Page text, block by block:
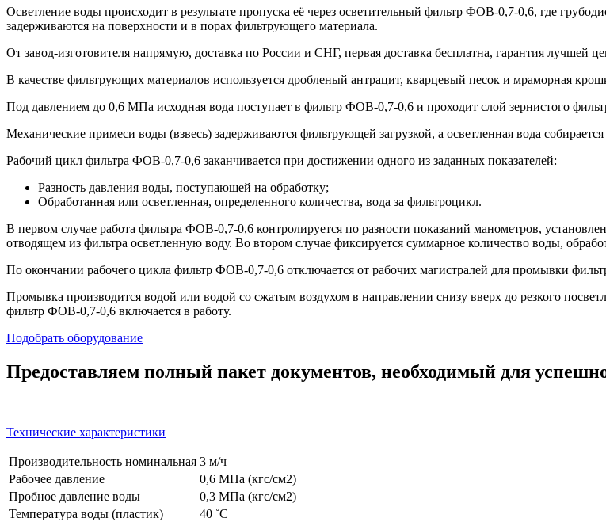
Осветление воды происходит в результате пропуска её через осветительный фильтр ФОВ-0,7-0,6, где
задерживаются на поверхности и в порах фильтрующего материала.
От завод-изготовителя напрямую, доставка по России и СНГ, первая доставка бесплатна, гарантия лучшей
В качестве фильтрующих материалов используется дробленый антрацит, кварцевый песок и мраморная
Под давлением до 0,6 МПа исходная вода поступает в фильтр ФОВ-0,7-0,6 и проходит слой зернистого
Механические примеси воды (взвесь) задерживаются фильтрующей загрузкой, а осветленная вода
Рабочий цикл фильтра ФОВ-0,7-0,6 заканчивается при достижении одного из заданных показателей:
Разность давления воды, поступающей на обработку;
Обработанная или осветленная, определенного количества, вода за фильтроцикл.
В первом случае работа фильтра ФОВ-0,7-0,6 контролируется по разности показаний манометров,
отводящем из фильтра осветленную воду. Во втором случае фиксируется суммарное количество воды,
По окончании рабочего цикла фильтр ФОВ-0,7-0,6 отключается от рабочих магистралей для промывки
Промывка производится водой или водой со сжатым воздухом в направлении снизу вверх до резкого
фильтр ФОВ-0,7-0,6 включается в работу.
Подобрать оборудование
Предоставляем полный пакет документов, необходимый для
Технические характеристики
Производительность номинальная 3 м/ч
Рабочее давление
0,6 МПа (кгс/см2)
Пробное давление воды
0,3 МПа (кгс/см2)
Температура воды (пластик)
40 ˚C